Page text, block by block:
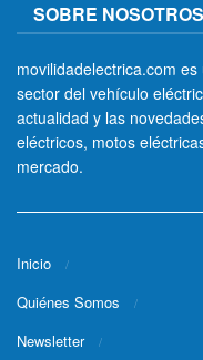
SOBRE NOSOTROS
movilidadelectrica.com
sector del vehículo
actualidad y las
eléctricos, motos
mercado.
Inicio
Quiénes Somos
Newsletter